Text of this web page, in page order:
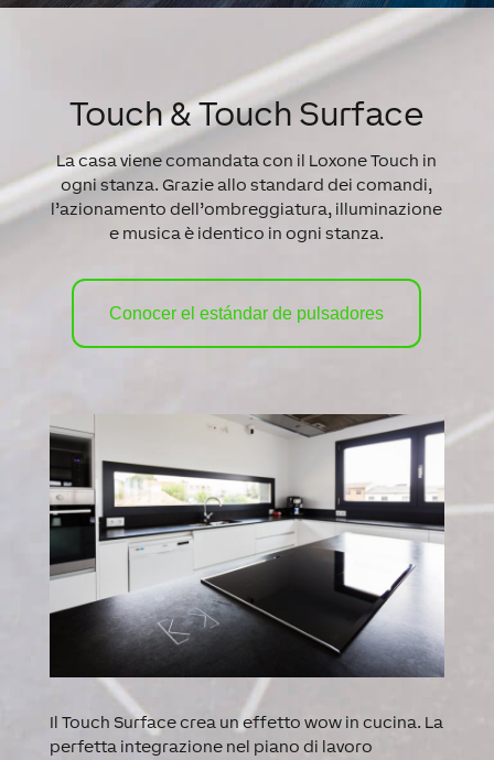
Touch & Touch Surface
La casa viene comandata con il Loxone Touch in
ogni stanza. Grazie allo standard dei comandi,
l’azionamento dell’ombreggiatura, illuminazione
e musica è identico in ogni stanza.
Conocer el estándar de pulsadores
Il Touch Surface crea un effetto wow in cucina. La
perfetta integrazione nel piano di lavoro